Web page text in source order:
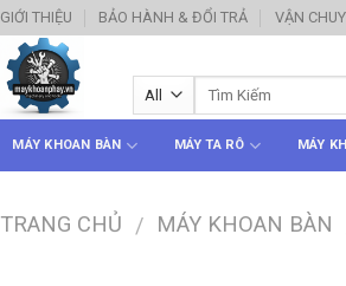
GIỚI THIỆU BẢO HÀNH & ĐỔI TRẢ VẬN
MÁY KHOAN BÀN MÁY TA RÔ MÁY
TRANG CHỦ / MÁY KHOAN BÀN